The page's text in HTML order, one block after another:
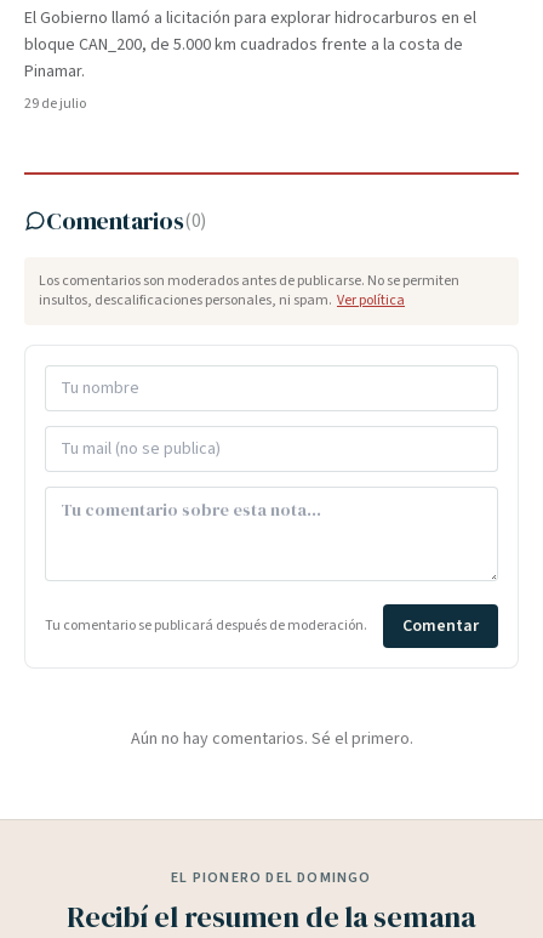
El Gobierno llamó a licitación para explorar hidrocarburos en el
bloque CAN_200, de 5.000 km cuadrados frente a la costa de
Pinamar.
29 de julio
Comentarios(0)
Los comentarios son moderados antes de publicarse. No se permiten
insultos, descalificaciones personales, ni spam. Ver política
Tu comentario se publicará después de moderación. Comentar
Aún no hay comentarios. Sé el primero.
EL PIONERO DEL DOMINGO
Recibí el resumen de la semana